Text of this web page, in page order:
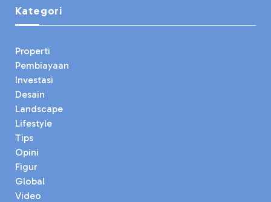
Kategori
Properti
Pembiayaan
Investasi
Desain
Landscape
Lifestyle
Tips
Opini
Figur
Global
Video